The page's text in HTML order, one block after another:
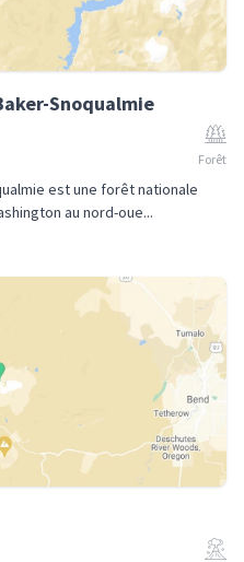
Snoqualmie
Forêt
est une forêt nationale
au nord-oue...